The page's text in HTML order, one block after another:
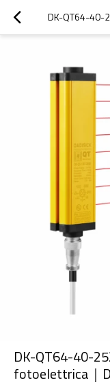
DK-QT64-40-
fotoelettrica｜